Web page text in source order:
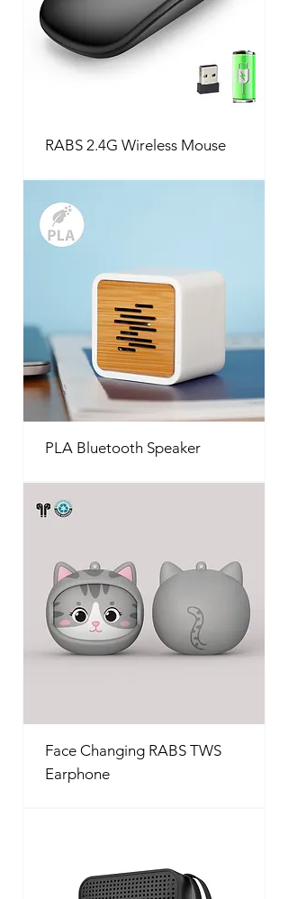
RABS 2.4G Wireless Mouse
PLA Bluetooth Speaker
Face Changing RABS TWS
Earphone